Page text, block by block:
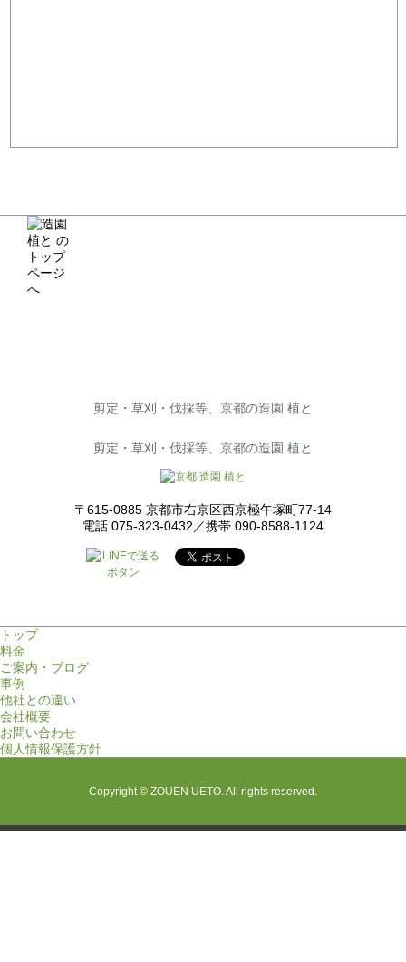
剪定・草刈・伐採等、京都の造園 植と
剪定・草刈・伐採等、京都の造園 植と
〒615-0885 京都市右京区西京極午塚町77-14
電話 075-323-0432／携帯 090-8588-1124
トップ
料金
ご案内・ブログ
事例
他社との違い
会社概要
お問い合わせ
個人情報保護方針
Copyright © ZOUEN UETO. All rights reserved.